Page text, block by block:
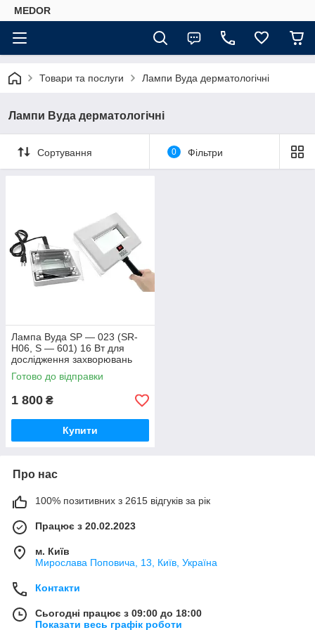
MEDOR
Товари та послуги Лампи Вуда дерматологічні
Лампи Вуда дерматологічні
Сортування 0 Фільтри
Лампа Вуда SP — 023 (SR-
H06, S — 601) 16 Вт для
дослідження захворювань
шкіри
Готово до відправки
1 800 ₴
Купити
Про нас
100% позитивних з 2615 відгуків за рік
Працює з 20.02.2023
м. Київ
Мирослава Поповича, 13, Київ, Україна
Контакти
Сьогодні працює з 09:00 до 18:00
Показати весь графік роботи